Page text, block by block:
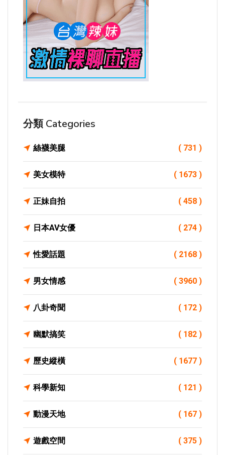
分類 Categories
絲襪美腿 ( 731 )
美女模特 ( 1673 )
正妹自拍 ( 458 )
日本AV女優 ( 274 )
性愛話題 ( 2168 )
男女情感 ( 3960 )
八卦奇聞 ( 172 )
幽默搞笑 ( 182 )
歷史縱橫 ( 1677 )
科學新知 ( 121 )
動漫天地 ( 167 )
遊戲空間 ( 375 )